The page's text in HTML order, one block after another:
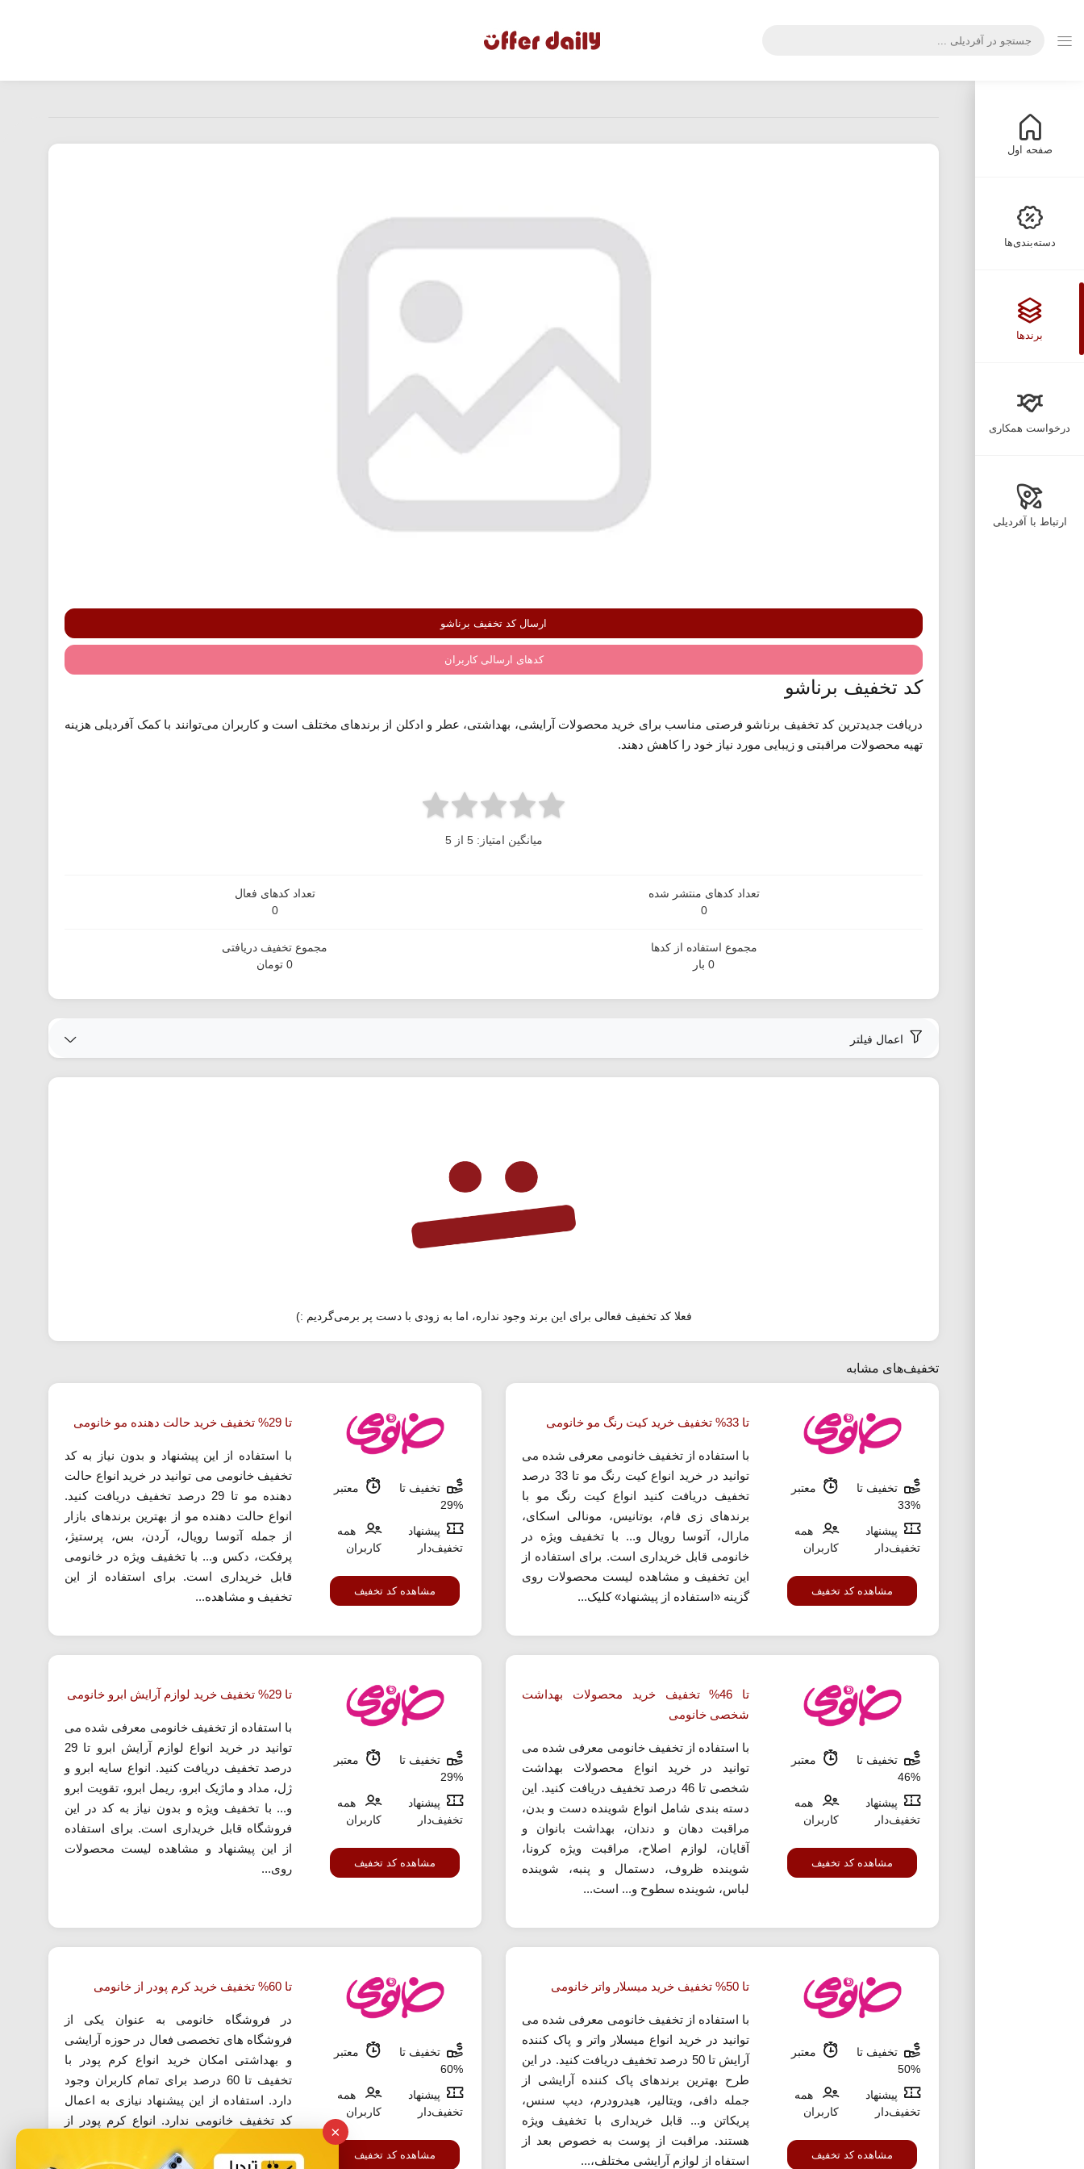
صفحه اول
دسته‌بندی‌ها
برندها
درخواست همکاری
ارتباط با آفردیلی
ارسال کد تخفیف برناشو
کدهای ارسالی کاربران
کد تخفیف برناشو
دریافت جدیدترین کد تخفیف برناشو فرصتی مناسب برای خرید محصولات آرایشی، بهداشتی، عطر و ادکلن از برندهای مختلف است و کاربران می‌توانند با کمک آفردیلی هزینه
تهیه محصولات مراقبتی و زیبایی مورد نیاز خود را کاهش دهند.
میانگین امتیاز: 5 از 5
تعداد کدهای منتشر شده
0
تعداد کدهای فعال
0
مجموع استفاده از کدها
0 بار
مجموع تخفیف دریافتی
0 تومان
اعمال فیلتر
فعلا کد تخفیف فعالی برای این برند وجود نداره، اما به زودی با دست پر برمی‌گردیم :)
تخفیف‌های مشابه
تخفیف تا
%33
معتبر
پیشنهاد
تخفیف‌دار
همه
کاربران
مشاهده کد تخفیف
تا 33% تخفیف خرید کیت رنگ مو خانومی
با استفاده از تخفیف خانومی معرفی شده می
توانید در خرید انواع کیت رنگ مو تا 33 درصد
تخفیف دریافت کنید انواع کیت رنگ مو با
برندهای زی فام، بوتانیس، مونالی اسکای،
مارال، آتوسا رویال و... با تخفیف ویژه در
خانومی قابل خریداری است. برای استفاده از
این تخفیف و مشاهده لیست محصولات روی
گزینه «استفاده از پیشنهاد» کلیک...
تخفیف تا
%29
معتبر
پیشنهاد
تخفیف‌دار
همه
کاربران
مشاهده کد تخفیف
تا 29% تخفیف خرید حالت دهنده مو خانومی
با استفاده از این پیشنهاد و بدون نیاز به کد
تخفیف خانومی می توانید در خرید انواع حالت
دهنده مو تا 29 درصد تخفیف دریافت کنید.
انواع حالت دهنده مو از بهترین برندهای بازار
از جمله آتوسا رویال، آردن، بس، پرستیژ،
پرفکت، دکس و... با تخفیف ویژه در خانومی
قابل خریداری است. برای استفاده از این
تخفیف و مشاهده...
تخفیف تا
%46
معتبر
پیشنهاد
تخفیف‌دار
همه
کاربران
مشاهده کد تخفیف
تا 46% تخفیف خرید محصولات بهداشت
شخصی خانومی
با استفاده از تخفیف خانومی معرفی شده می
توانید در خرید انواع محصولات بهداشت
شخصی تا 46 درصد تخفیف دریافت کنید. این
دسته بندی شامل انواع شوینده دست و بدن،
مراقبت دهان و دندان، بهداشت بانوان و
آقایان، لوازم اصلاح، مراقبت ویژه کرونا،
شوینده ظروف، دستمال و پنبه، شوینده
لباس، شوینده سطوح و... است...
تخفیف تا
%29
معتبر
پیشنهاد
تخفیف‌دار
همه
کاربران
مشاهده کد تخفیف
تا 29% تخفیف خرید لوازم آرایش ابرو خانومی
با استفاده از تخفیف خانومی معرفی شده می
توانید در خرید انواع لوازم آرایش ابرو تا 29
درصد تخفیف دریافت کنید. انواع سایه ابرو و
ژل، مداد و ماژیک ابرو، ریمل ابرو، تقویت ابرو
و... با تخفیف ویژه و بدون نیاز به کد در این
فروشگاه قابل خریداری است. برای استفاده
از این پیشنهاد و مشاهده لیست محصولات
روی...
تخفیف تا
%50
معتبر
پیشنهاد
تخفیف‌دار
همه
کاربران
مشاهده کد تخفیف
تا 50% تخفیف خرید میسلار واتر خانومی
با استفاده از تخفیف خانومی معرفی شده می
توانید در خرید انواع میسلار واتر و پاک کننده
آرایش تا 50 درصد تخفیف دریافت کنید. در این
طرح بهترین برندهای پاک کننده آرایشی از
جمله دافی، ویتالیر، هیدرودرم، دیپ سنس،
پریکاتن و... قابل خریداری با تخفیف ویژه
هستند. مراقبت از پوست به خصوص بعد از
استفاه از لوازم آرایشی مختلف،...
تخفیف تا
%60
معتبر
پیشنهاد
تخفیف‌دار
همه
کاربران
مشاهده کد تخفیف
تا 60% تخفیف خرید کرم پودر از خانومی
در فروشگاه خانومی به عنوان یکی از
فروشگاه های تخصصی فعال در حوزه آرایشی
و بهداشتی امکان خرید انواع کرم پودر با
تخفیف تا 60 درصد برای تمام کاربران وجود
دارد. استفاده از این پیشنهاد نیازی به اعمال
کد تخفیف خانومی ندارد. انواع کرم پودر از
رز، الروال، کالیستا، این لی،...
×